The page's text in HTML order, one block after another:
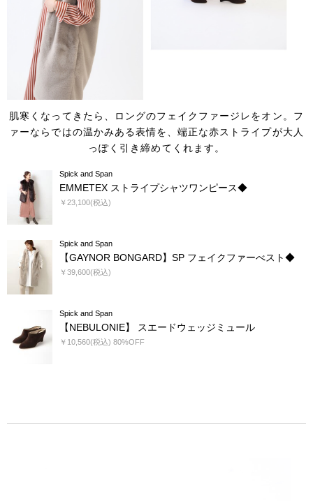
肌寒くなってきたら、ロングのフェイクファージレをオン。 フ
ァーならではの温かみある表情を、端正な赤ストライプが大人
っぽく引き締めてくれます。
Spick and Span
EMMETEX ストライプシャツワンピース◆
￥23,100(税込)
Spick and Span
【GAYNOR BONGARD】SP フェイクファーべスト◆
￥39,600(税込)
Spick and Span
【NEBULONIE】 スエードウェッジミュール
￥10,560(税込) 80%OFF